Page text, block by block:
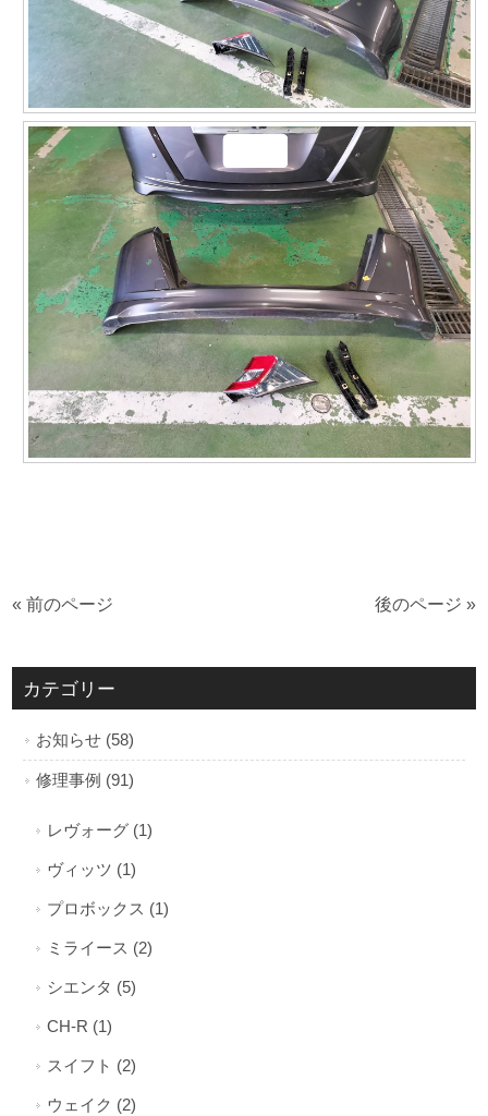
« 前のページ 後のページ »
カテゴリー
お知らせ (58)
修理事例 (91)
レヴォーグ (1)
ヴィッツ (1)
プロボックス (1)
ミライース (2)
シエンタ (5)
CH-R (1)
スイフト (2)
ウェイク (2)